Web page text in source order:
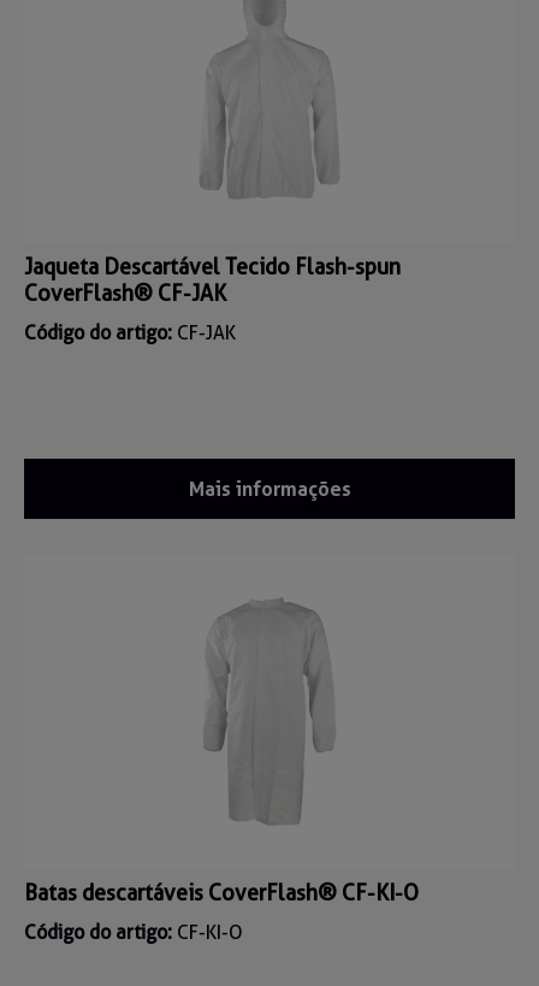
Jaqueta Descartável Tecido Flash-spun
CoverFlash® CF-JAK
Código do artigo: CF-JAK
Mais informações
Batas descartáveis CoverFlash® CF-KI-O
Código do artigo: CF-KI-O